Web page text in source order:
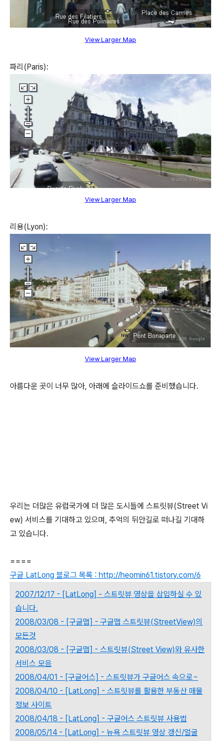
View Larger Map
파리(Paris):
View Larger Map
리용(Lyon):
View Larger Map
아름다운 곳이 너무 많아, 아래에 슬라이드쇼를 준비했습니다.
우리는 더많은 유럽국가에 더 많은 도시들에 스트릿뷰(Street Vi
ew) 서비스를 기대하고 있으며, 추억의 뒤안길로 떠나길 기대하
고 있습니다.
====
구글 LatLong 블로그 목록 : http://heomin61.tistory.com/6
2007/12/17 - [LatLong] - 스트릿뷰 영상을 삽입하실 수 있
습니다.
2008/03/08 - [구글맵] - 구글맵 스트릿뷰(StreetView)의
모든것
2008/03/08 - [구글맵] - 스트릿뷰(Street View)와 유사한
서비스 모음
2008/04/01 - [구글어스] - 스트릿뷰가 구글어스 속으로~
2008/04/10 - [LatLong] - 스트릿뷰를 활용한 부동산 매물
정보 사이트
2008/04/18 - [LatLong] - 구글어스 스트릿뷰 사용법
2008/05/14 - [LatLong] - 뉴욕 스트릿뷰 영상 갱신/얼굴